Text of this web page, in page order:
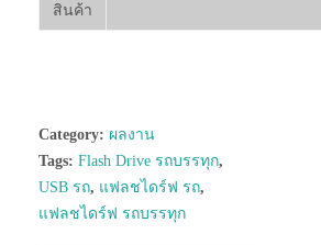
สินค้า
Category: ผลงาน
Tags: Flash Drive รถบรรทุก,
USB รถ, แฟลชไดร์ฟ รถ,
แฟลชไดร์ฟ รถบรรทุก